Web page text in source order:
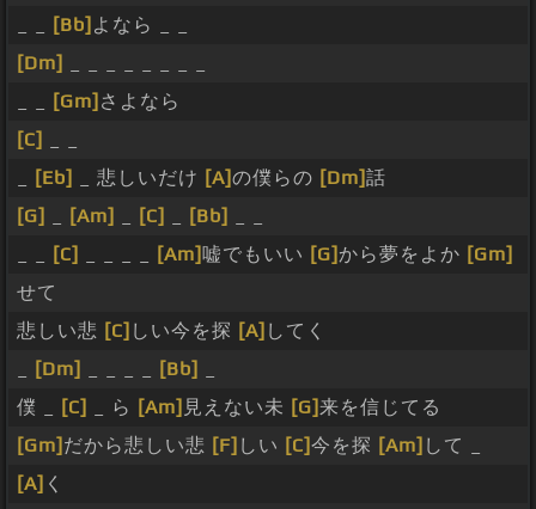
[Bb] よなら _ _
[Dm]
[Gm] さよなら
[C]
[Eb] _ 悲しいだけ [A]の僕らの [Dm]話
[G]
[Am] [C] [Bb]
[C] [Am]嘘でもいい [G]から夢をよか [Gm]
せて
悲しい悲 [C] しい今を探 [A] してく
[Dm] [Bb]
僕 _
[C] _ ら [Am] 見えない未 [G]来を信じてる
[Gm] だから悲しい悲 [F] しい [C]今を探 [Am] して _
[A] く